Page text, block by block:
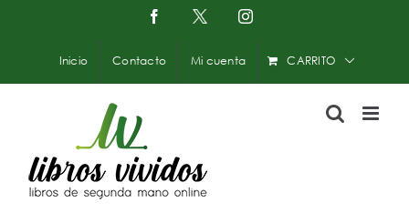
contenido
Facebook
X
Instagram
Inicio Contacto Mi cuenta CARRITO